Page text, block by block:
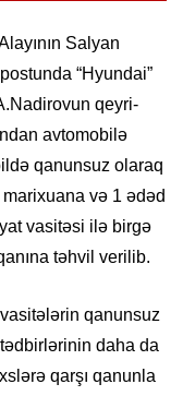
Salyan
“Hyundai”
qeyri-
avtomobilə
qanunsuz olaraq
və 1 ədəd
vasitəsi ilə birgə
təhvil verilib.
qanunsuz
daha da
qarşı qanunla